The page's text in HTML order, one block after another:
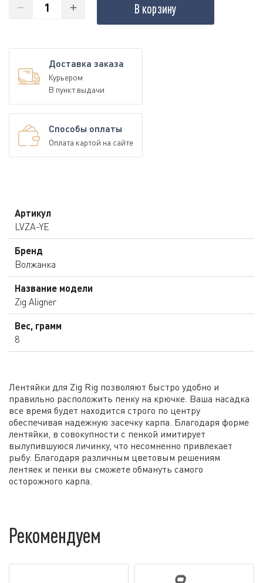
В корзину
Доставка заказа
Курьером
В пункт выдачи
Способы оплаты
Оплата картой на сайте
Артикул
LVZA-YE
Бренд
Волжанка
Название модели
Zig Aligner
Вес, грамм
8
Лентяйки для Zig Rig позволяют быстро удобно и
правильно расположить пенку на крючке. Ваша насадка
все время будет находится строго по центру
обеспечивая надежную засечку карпа. Благодаря форме
лентяйки, в совокупности с пенкой имитирует
вылупившуюся личинку, что несомненно привлекает
рыбу. Благодаря различным цветовым решениям
лентяек и пенки вы сможете обмануть самого
осторожного карпа.
Рекомендуем